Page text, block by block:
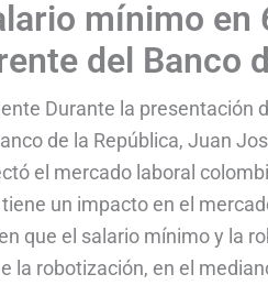
mínimo en
del Banco
Durante la presentación
de la República, Juan
el mercado laboral
un impacto en el
que el salario mínimo y la
la robotización, en el